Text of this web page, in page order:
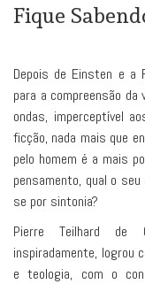
Fique
Depois de Einsten e a
para a compreensão da
ondas, imperceptível
ficção, nada mais que
pelo homem é a mais
pensamento, qual o
se por sintonia?
Pierre Teilhard de
inspiradamente, logrou
e teologia, com o